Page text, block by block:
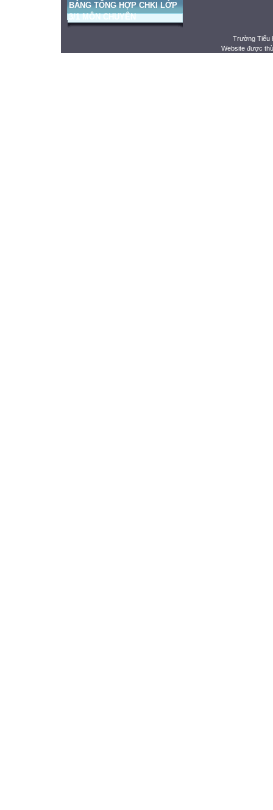
BẢNG TỔNG HỢP CHKI LỚP
3/1 MÔN CHUYÊN
Trường Tiểu
Website được